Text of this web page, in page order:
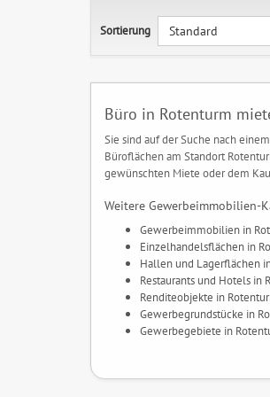
Sortierung Standard
Büro in Rotenturm
Sie sind auf der Suche nach einem
Büroflächen am Standort
gewünschten Miete oder dem
Weitere Gewerbeimmobilien-
Gewerbeimmobilien in
Einzelhandelsflächen in
Hallen und Lagerflächen
Restaurants und Hotels in
Renditeobjekte in
Gewerbegrundstücke in
Gewerbegebiete in